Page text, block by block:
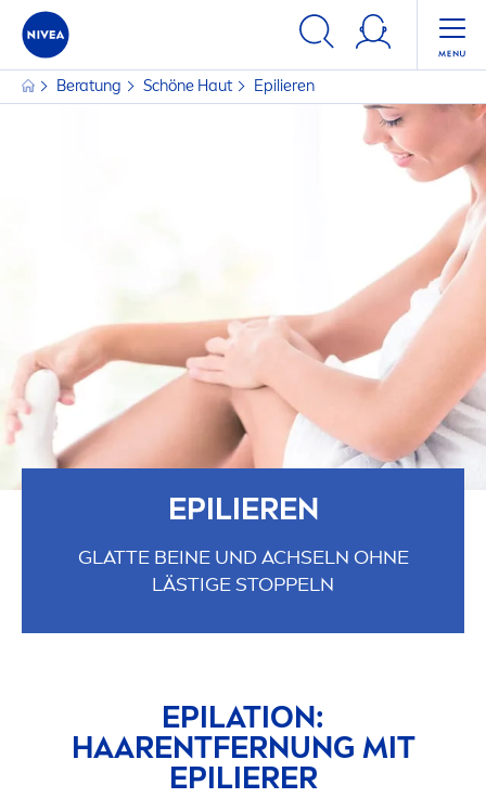
Beratung Schöne Haut Epilieren
EPILIEREN
GLATTE BEINE UND ACHSELN OHNE
LÄSTIGE STOPPELN
EPILATION:
HAARENTFERNUNG MIT
EPILIERER